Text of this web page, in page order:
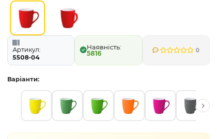
Артикул:
5508-04
5816 0
Варіанти: